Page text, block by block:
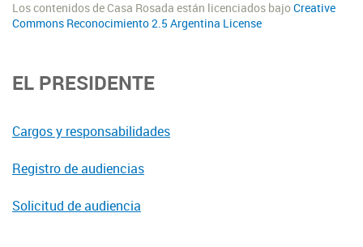
Los contenidos de Casa Rosada están licenciados bajoCreative
Commons Reconocimiento 2.5 Argentina License
EL PRESIDENTE
Cargos y responsabilidades
Registro de audiencias
Solicitud de audiencia